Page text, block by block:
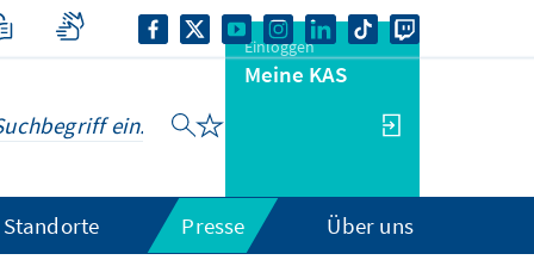
Einloggen
Meine KAS
Standorte Presse Über uns